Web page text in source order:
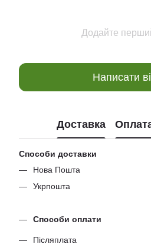
Додайте
Написати
Доставка
Способи доставки
Нова Пошта
Укрпошта
Способи оплати
Післяплата